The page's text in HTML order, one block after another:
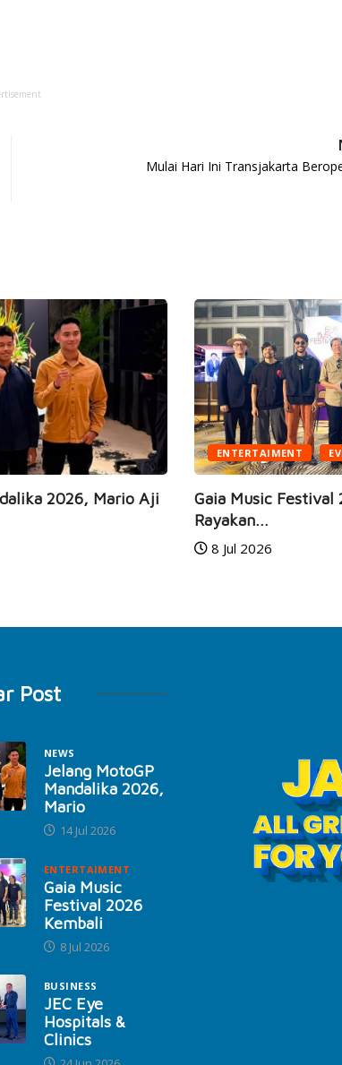
Mulai Hari Ini Transjakarta
2026, Mario Aji
ENTERTAIMENT
Gaia Music Festival
Rayakan...
8 Jul 2026
Post
NEWS
Jelang MotoGP
Mandalika 2026,
Mario
14 Jul 2026
ENTERTAIMENT
Gaia Music
Festival 2026
Kembali
8 Jul 2026
BUSINESS
JEC Eye
Hospitals &
Clinics